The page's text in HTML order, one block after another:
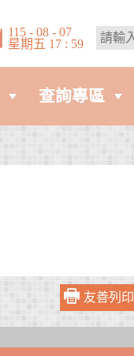
115 - 08 - 07
星期五 17 : 59
查詢專區
友善列印